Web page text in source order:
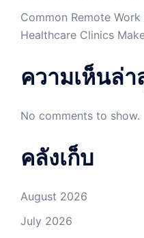
Common Remote
Healthcare Clinics
ความเห็นล่า
No comments to show.
คลังเก็บ
August 2026
July 2026